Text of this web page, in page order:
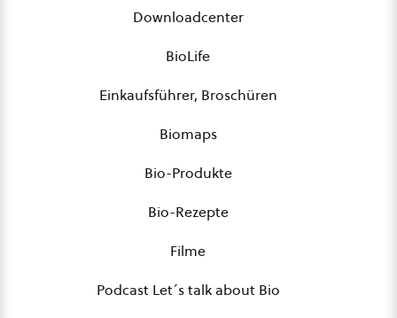
Downloadcenter
BioLife
Einkaufsführer, Broschüren
Biomaps
Bio-Produkte
Bio-Rezepte
Filme
Podcast Let´s talk about Bio